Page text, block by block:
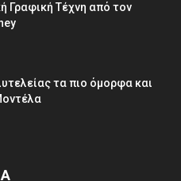
Γραφική Τέχνη από τον
τα πιο όμορφα και